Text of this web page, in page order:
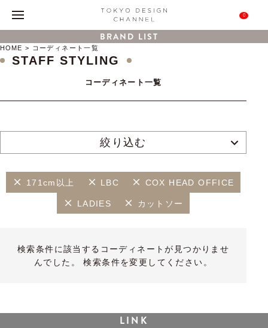
0
BRAND LIST
HOME コーディネート一覧
STAFF STYLING
コーディネート一覧
絞り込む
171cm以上 LBC COX HEAD OFFICE
LADIES カットソー
検索条件に該当するコーディネートが見つかりませ
んでした。 検索条件を変更してください。
LINK